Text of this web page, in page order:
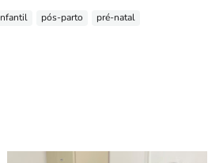
pós-parto
pré-natal